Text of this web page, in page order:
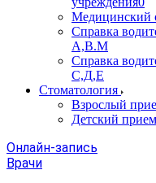
Медицинский
Справка
А,В.М
Справка
С,Д,Е
Стоматология
Взрослый
Детский прием
Онлайн-запись
Врачи